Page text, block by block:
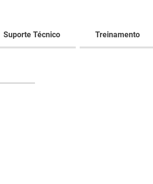
Suporte Técnico Treinamento